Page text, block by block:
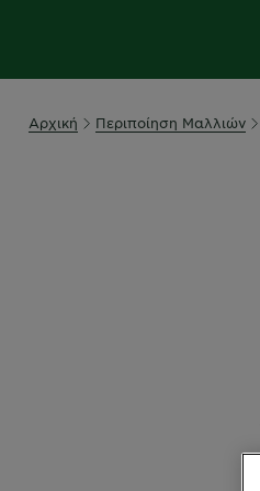
Αρχική Περιποίηση Μαλλιών